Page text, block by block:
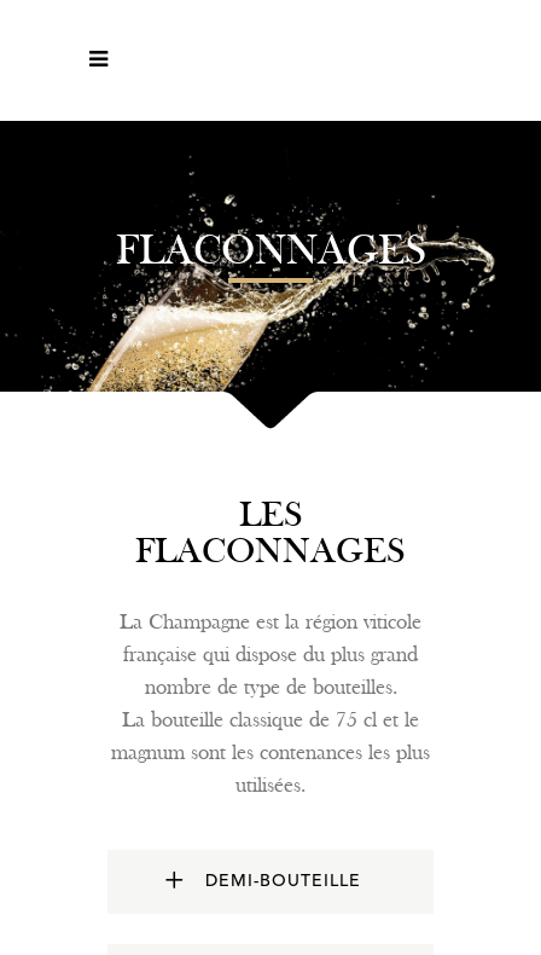
FLACONNAGES
LES
FLACONNAGES
La Champagne est la région viticole
française qui dispose du plus grand
nombre de type de bouteilles.
La bouteille classique de 75 cl et le
magnum sont les contenances les plus
utilisées.
DEMI-BOUTEILLE